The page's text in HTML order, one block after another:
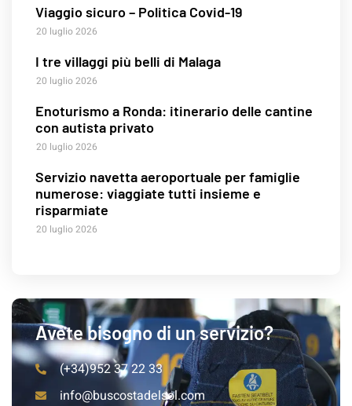
Viaggio sicuro – Politica Covid-19
20 luglio 2026
I tre villaggi più belli di Malaga
20 luglio 2026
Enoturismo a Ronda: itinerario delle cantine
con autista privato
20 luglio 2026
Servizio navetta aeroportuale per famiglie
numerose: viaggiate tutti insieme e
risparmiate
20 luglio 2026
Avete bisogno di un servizio?
(+34)952 37 22 33
info@buscostadelsol.com